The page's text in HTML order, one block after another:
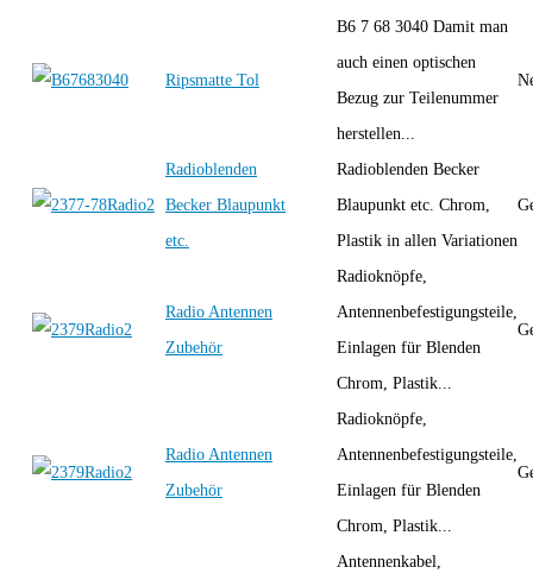
Ripsmatte Tol
B6 7 68 3040 Damit man
auch einen optischen
Bezug zur Teilenummer
herstellen...
Radioblenden
Becker Blaupunkt
etc.
Radioblenden Becker
Blaupunkt etc. Chrom,
Plastik in allen Variationen
Radio Antennen
Zubehör
Radioknöpfe,
Antennenbefestigungsteile,
Einlagen für Blenden
Chrom, Plastik...
Radio Antennen
Zubehör
Radioknöpfe,
Antennenbefestigungsteile,
Einlagen für Blenden
Chrom, Plastik...
Antennenkabel,